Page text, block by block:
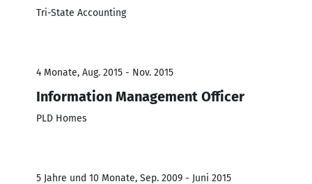
Tri-State Accounting
4 Monate, Aug. 2015 - Nov. 2015
Information Management Officer
PLD Homes
5 Jahre und 10 Monate, Sep. 2009 - Juni 2015